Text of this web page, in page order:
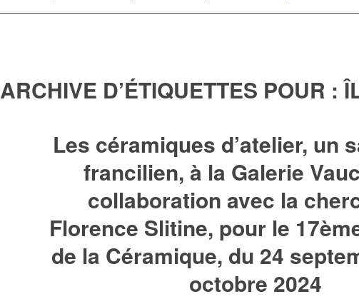
ARCHIVE D’ÉTIQUETTES POUR :
Les céramiques d’atelier, un
francilien, à la Galerie
collaboration avec la
Florence Slitine, pour le
de la Céramique, du 24
octobre 2024